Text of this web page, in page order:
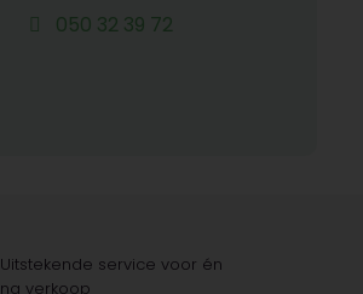
050 32 39 72
Uitstekende service voor én
na verkoop